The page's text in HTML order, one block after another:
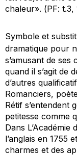
chaleur». (PF: t.3,
Symbole et
dramatique pour
s’amusant de
quand il s’agit de
d’autres
Romanciers,
Rétif s’entendent
petitesse comme
Dans L’Académie
l’anglais en 1755
charmes et des